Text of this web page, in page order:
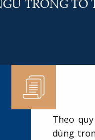
TRONG TỐ
Theo
dùng